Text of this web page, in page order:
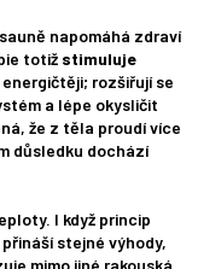
napomáhá zdraví
totiž stimuluje
rozšiřují se
a lépe okysličit
že z těla proudí více
důsledku dochází
I když princip
stejné výhody,
mimo jiné rakouská